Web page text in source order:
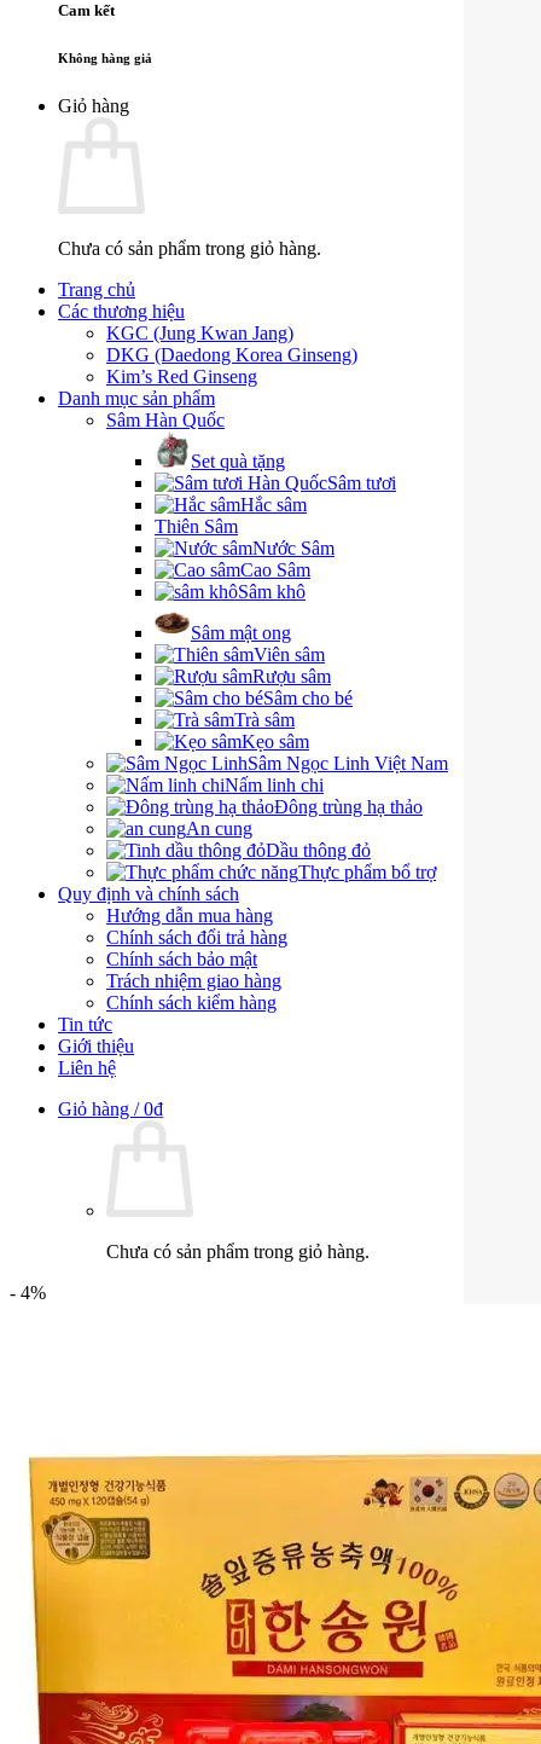
Cam kết
Không hàng giả
Giỏ hàng
Chưa có sản phẩm trong giỏ hàng.
Trang chủ
Các thương hiệu
KGC (Jung Kwan Jang)
DKG (Daedong Korea Ginseng)
Kim’s Red Ginseng
Danh mục sản phẩm
Sâm Hàn Quốc
Set quà tặng
Sâm tươi
Hắc sâm
Thiên Sâm
Nước Sâm
Cao Sâm
Sâm khô
Sâm mật ong
Viên sâm
Rượu sâm
Sâm cho bé
Trà sâm
Kẹo sâm
Sâm Ngọc Linh Việt Nam
Nấm linh chi
Đông trùng hạ thảo
An cung
Dầu thông đỏ
Thực phẩm bổ trợ
Quy định và chính sách
Hướng dẫn mua hàng
Chính sách đổi trả hàng
Chính sách bảo mật
Trách nhiệm giao hàng
Chính sách kiểm hàng
Tin tức
Giới thiệu
Liên hệ
Giỏ hàng /0₫
Chưa có sản phẩm trong giỏ hàng.
- 4%